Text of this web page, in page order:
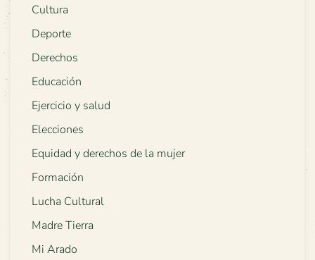
Cultura
Deporte
Derechos
Educación
Ejercicio y salud
Elecciones
Equidad y derechos de la mujer
Formación
Lucha Cultural
Madre Tierra
Mi Arado